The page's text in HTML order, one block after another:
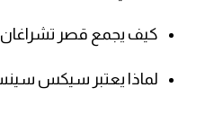
كيف يجمع قصر تشراغان
لماذا يعتبر سيكس